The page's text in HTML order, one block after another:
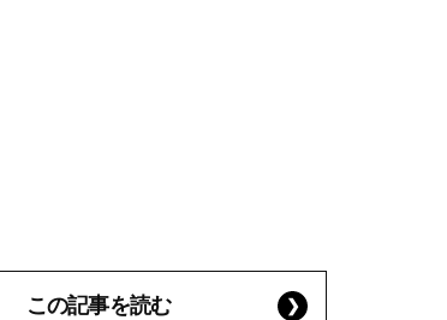
この記事を読む